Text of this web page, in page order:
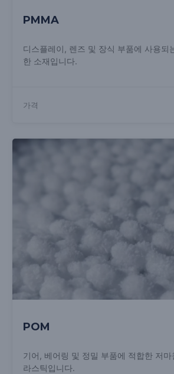
PMMA
디스플레이, 렌즈 및 장식 부품에 사용되
한 소재입니다.
가격
POM
기어, 베어링 및 정밀 부품에 적합한 저
라스틱입니다.